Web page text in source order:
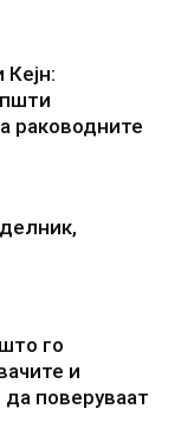
Кејн:
раководните
го
и
поверуваат